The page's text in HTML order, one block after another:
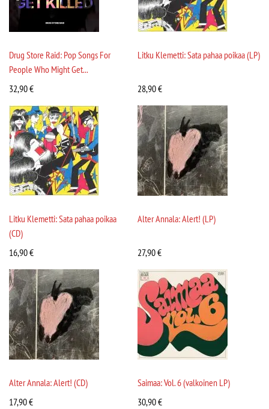
Drug Store Raid: Pop Songs For
People Who Might Get...
32,90€
Litku Klemetti: Sata pahaa poikaa (LP)
28,90€
Litku Klemetti: Sata pahaa poikaa
(CD)
16,90€
Alter Annala: Alert! (LP)
27,90€
Alter Annala: Alert! (CD)
17,90€
Saimaa: Vol. 6 (valkoinen LP)
30,90€